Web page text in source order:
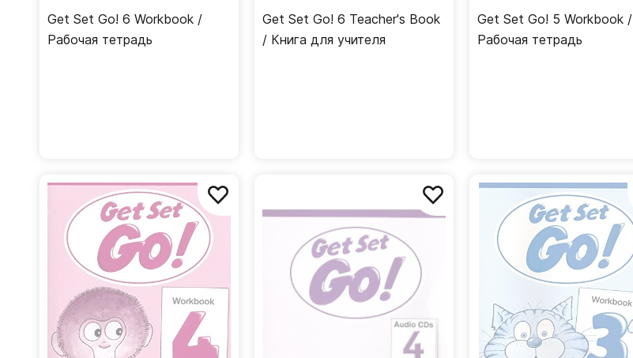
Get Set Go! 6 Workbook /
Рабочая тетрадь
Get Set Go! 6 Teacher's Book
/ Книга для учителя
Get Set Go! 5 Workbook /
Рабочая тетрадь